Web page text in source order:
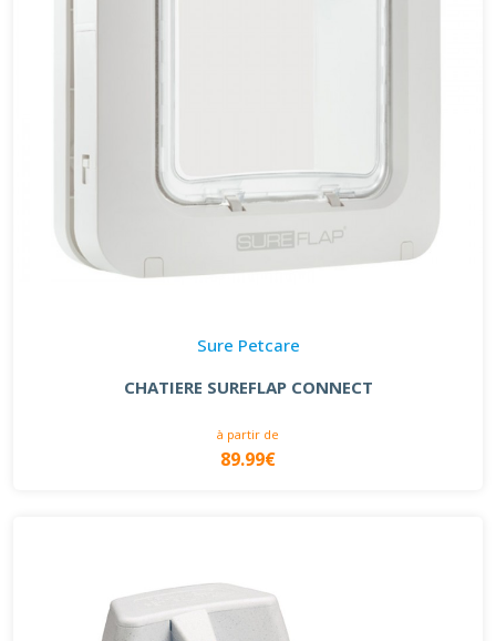
Sure Petcare
CHATIERE SUREFLAP CONNECT
à partir de
89.99€